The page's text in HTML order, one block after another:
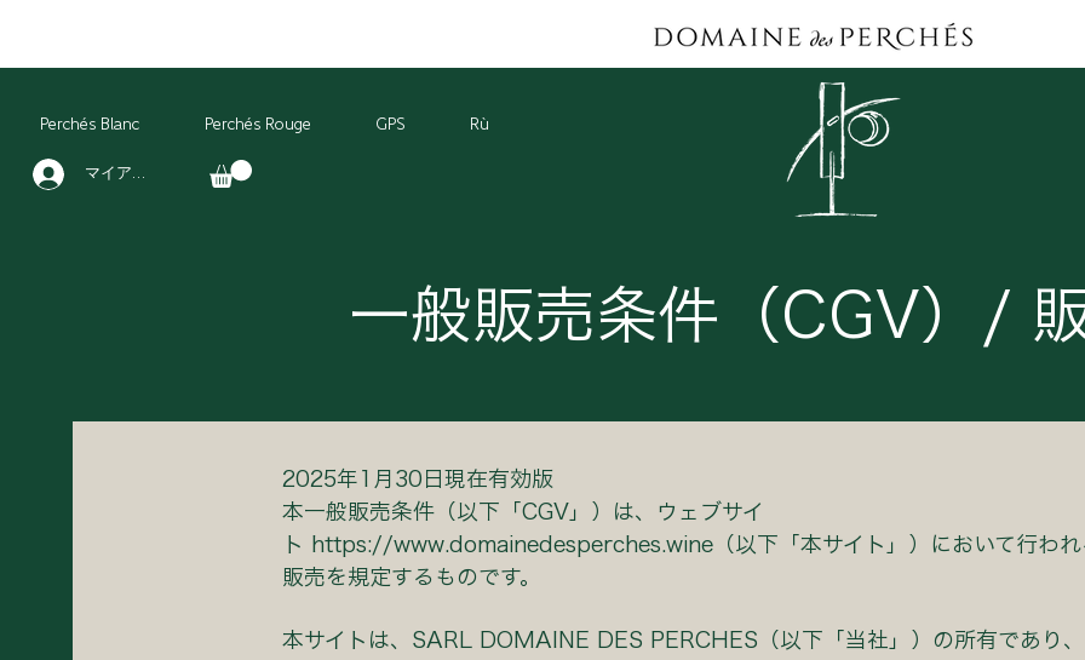
Perchés Blanc Perchés Rouge GPS Rù
マイアカウント
⼀般販売条件（CGV）/
2025年1⽉30⽇現在有効版
本⼀般販売条件（以下「CGV」）は、ウェブサイ
ト
https://www.domainedesperches.wine （以下「本サイト」）において⾏わ
販売を規定するものです。
本サイトは、SARL DOMAINE DES PERCHES（以下「当社」）の所有であり